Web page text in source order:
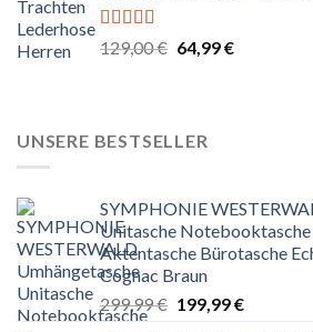
Bewertet
5.00
129,00€ Ursprünglicher
64,99€Aktueller
UNSERE BESTSELLER
SYMPHONIE
Unitasche
Aktentasche Bürotasche
Cognac Braun
299,99€ Ursprünglicher
199,99€Aktueller